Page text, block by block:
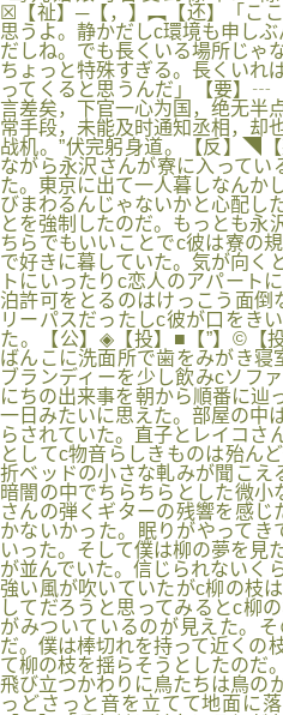
☒【祉】─【，】︻【还】「こ
思うよ。静かだしc環境も申し
だしね。でも長くいる場所じゃ
ちょっと特殊すぎる。長くいれ
ってくると思うんだ」【要】
言差矣，下官一心为国，绝无半
常手段，未能及时通知丞相，却
战机。”伏完躬身道。【反】◥
ながら永沢さんが寮に入ってい
た。東京に出て一人暮しなんか
びまわるんじゃないかと心配し
とを強制したのだ。もっとも永
ちらでもいいことでc彼は寮の
で好きに暮していた。気が向く
トにいったりc恋人のアパート
泊許可をとるのはけっこう面倒
リーパスだったしc彼が口をき
た。【公】◈【投】■【”】©【
ばんこに洗面所で歯をみがき寝
ブランディーを少し飲みcソフ
にちの出来事を朝から順番に辿
一日みたいに思えた。部屋の中
らされていた。直子とレイコさ
としてc物音らしきものは殆ん
折ベッドの小さな軋みが聞こえ
暗闇の中でちらちらとした微小
さんの弾くギターの残響を感
かないかった。眠りがやってき
いった。そして僕は柳の夢を見
が並んでいた。信じられないく
強い風が吹いていたがc柳の枝
してだろうと思ってみるとc柳
がみついているのが見えた。
だ。僕は棒切れを持って近くの
て柳の枝を揺らそうとしたのだ
飛び立つかわりに鳥たちは鳥の
っどさっと音を立てて地面に